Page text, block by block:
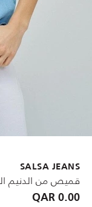
SALSA JEANS
قميص من الدنيم
0.00 QAR